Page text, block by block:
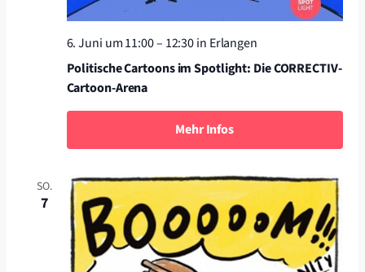
6. Juni um 11:00– 12:30in Erlangen
Politische Cartoons im Spotlight: Die CORRECTIV-
Cartoon-Arena
Mehr Infos
SO.
7